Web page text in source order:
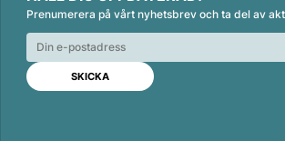
k
e
d
n
e
b
o
o
k
i
l
Prenumerera på vårt nyhetsbrev och ta del av